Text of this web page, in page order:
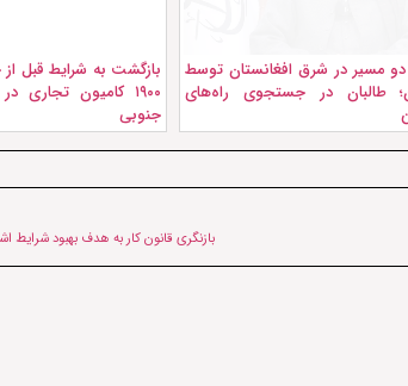
دو مسیر در شرق افغانستان توسط
طالبان در جستجوی راه‌های
بازگشت به شرایط قبل از
۱۹۰۰ کامیون تجاری
جنوبی
بازنگری قانون کار به هدف بهبود شرایط